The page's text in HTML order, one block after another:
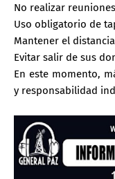
No realizar
Uso obligatorio de
Mantener el
Evitar salir de sus
En este momento,
y responsabilidad